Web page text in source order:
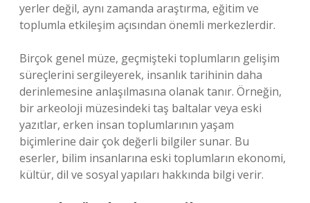
yerler değil, aynı zamanda araştırma, eğitim ve
toplumla etkileşim açısından önemli merkezlerdir.
Birçok genel müze, geçmişteki toplumların gelişim
süreçlerini sergileyerek, insanlık tarihinin daha
derinlemesine anlaşılmasına olanak tanır. Örneğin,
bir arkeoloji müzesindeki taş baltalar veya eski
yazıtlar, erken insan toplumlarının yaşam
biçimlerine dair çok değerli bilgiler sunar. Bu
eserler, bilim insanlarına eski toplumların ekonomi,
kültür, dil ve sosyal yapıları hakkında bilgi verir.